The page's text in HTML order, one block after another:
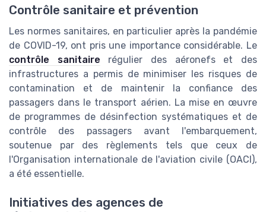
Contrôle sanitaire et prévention
Les normes sanitaires, en particulier après la pandémie
de COVID-19, ont pris une importance considérable. Le
contrôle sanitaire régulier des aéronefs et des
infrastructures a permis de minimiser les risques de
contamination et de maintenir la confiance des
passagers dans le transport aérien. La mise en œuvre
de programmes de désinfection systématiques et de
contrôle des passagers avant l'embarquement,
soutenue par des règlements tels que ceux de
l'Organisation internationale de l'aviation civile (OACI),
a été essentielle.
Initiatives des agences de